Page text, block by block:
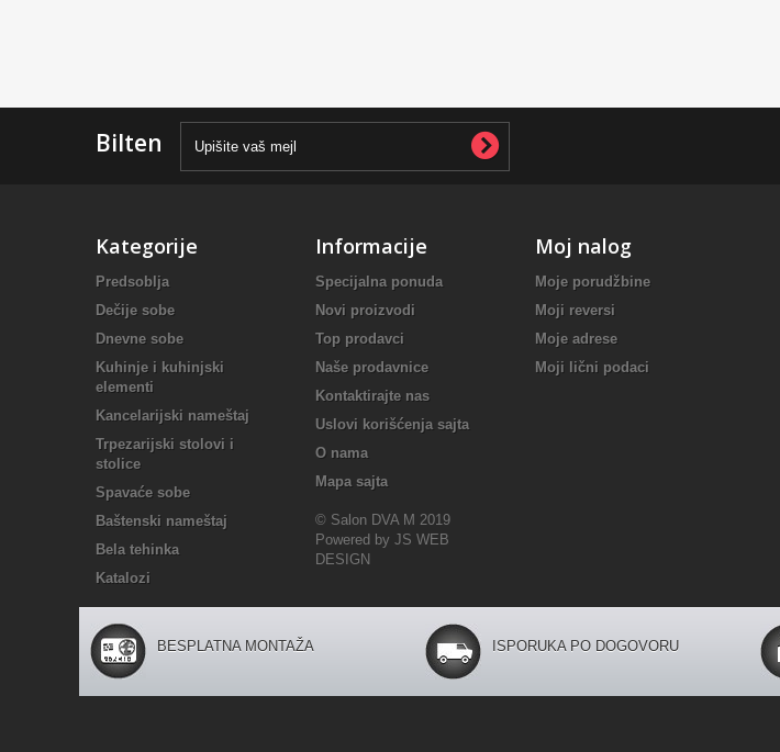
Bilten
Kategorije
Predsoblja
Dečije sobe
Dnevne sobe
Kuhinje i kuhinjski
elementi
Kancelarijski nameštaj
Trpezarijski stolovi i
stolice
Spavaće sobe
Baštenski nameštaj
Bela tehinka
Katalozi
Informacije
Specijalna ponuda
Novi proizvodi
Top prodavci
Naše prodavnice
Kontaktirajte nas
Uslovi korišćenja sajta
O nama
Mapa sajta
© Salon DVA M 2019
Powered by JS WEB
DESIGN
Moj nalog
Moje porudžbine
Moji reversi
Moje adrese
Moji lični podaci
BESPLATNA MONTAŽA ISPORUKA PO DOGOVORU